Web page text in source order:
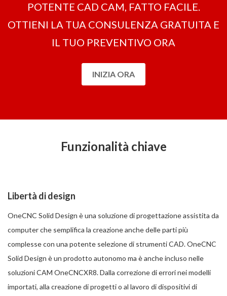
POTENTE CAD CAM, FATTO FACILE.
OTTIENI LA ​​TUA CONSULENZA GRATUITA E
IL TUO PREVENTIVO ORA
INIZIA ORA
Funzionalità chiave
Libertà di design
OneCNC Solid Design è una soluzione di progettazione assistita da
computer che semplifica la creazione anche delle parti più
complesse con una potente selezione di strumenti CAD. OneCNC
Solid Design è un prodotto autonomo ma è anche incluso nelle
soluzioni CAM OneCNCXR8. Dalla correzione di errori nei modelli
importati, alla creazione di progetti o al lavoro di dispositivi di